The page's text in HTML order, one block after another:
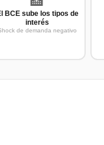
BCE sube los tipos de
interés
de demanda negativo